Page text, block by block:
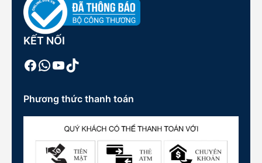
KẾT NỐI
Facebook
WhatsApp
Youtube
TikTok
Phương thức thanh toán